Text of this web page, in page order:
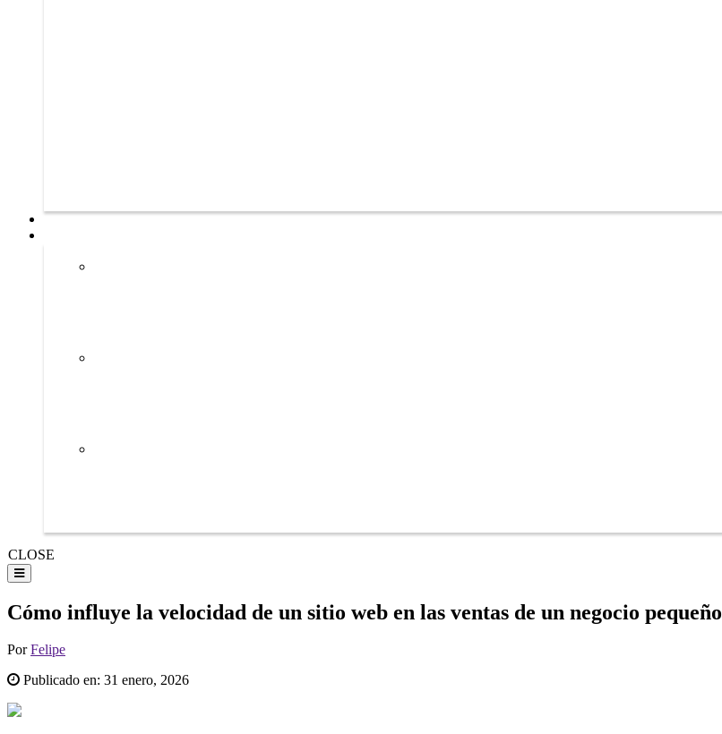
CLOSE
Cómo influye la velocidad de un sitio web en las ventas de un negocio pequeño
PorFelipe
Publicado en: 31 enero, 2026